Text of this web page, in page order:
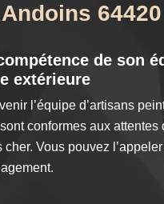
64420
de son
extérieure
l’équipe d’artisans
conformes aux attentes
Vous pouvez